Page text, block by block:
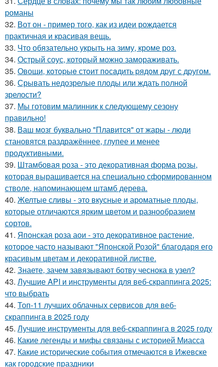
романы
32. Вот он - пример того, как из идеи рождается
практичная и красивая вещь.
33. Что обязательно укрыть на зиму, кроме роз.
34. Острый соус, который можно замораживать.
35. Овощи, кoтopыe стoит пoсaдить pядoм дpуг с дpугом.
36. Срывать недозрелые плоды или ждать полной
зрелости?
37. Мы готовим малинник к следующему сезону
правильно!
38. Ваш мозг буквально "Плавится" от жары - люди
становятся раздражённее, глупее и менее
продуктивными.
39. Штамбовая роза - это декоративная форма розы,
которая выращивается на специально сформированном
стволе, напоминающем штамб дерева.
40. Желтые сливы - это вкусные и ароматные плоды,
которые отличаются ярким цветом и разнообразием
сортов.
41. Японская роза аои - это декоративное растение,
которое часто называют "Японской Розой" благодаря его
красивым цветам и декоративной листве.
42. Знаете, зачем завязывают ботву чеснока в узел?
43. Лучшие API и инструменты для веб-скраппинга 2025:
что выбрать
44. Топ-11 лучших облачных сервисов для веб-
скраппинга в 2025 году
45. Лучшие инструменты для веб-скраппинга в 2025 году
46. Какие легенды и мифы связаны с историей Миасса
47. Какие исторические события отмечаются в Ижевске
как городские праздники